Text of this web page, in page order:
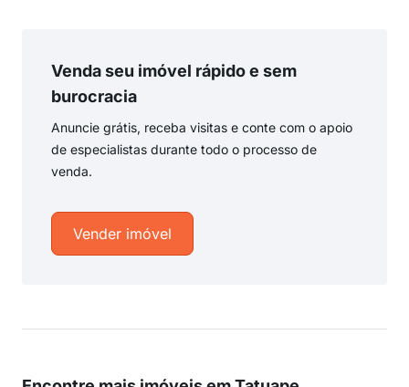
Venda seu imóvel rápido e sem
burocracia
Anuncie grátis, receba visitas e conte com o apoio
de especialistas durante todo o processo de
venda.
Vender imóvel